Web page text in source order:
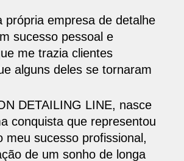
própria empresa de detalhe
sucesso pessoal e
me trazia clientes
alguns deles se tornaram
DETAILING LINE, nasce
conquista que representou
meu sucesso profissional,
de um sonho de longa